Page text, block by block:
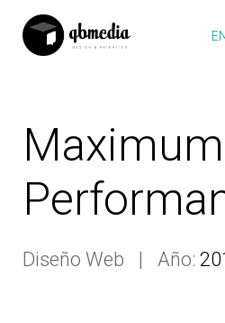
Maximum
Diseño Web Año: